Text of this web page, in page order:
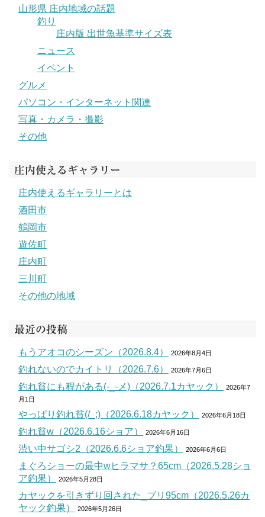
山形県 庄内地域の話題
釣り
庄内版 出世魚基準サイズ表
ニュース
イベント
グルメ
パソコン・インターネット関連
写真・カメラ・撮影
その他
庄内使えるギャラリー
庄内使えるギャラリーとは
酒田市
鶴岡市
遊佐町
庄内町
三川町
その他の地域
最近の投稿
もうアオコのシーズン（2026.8.4） 2026年8月4日
釣れないのでカイトリ（2026.7.6） 2026年7月6日
釣れ貧にも程がある(-_-メ)（2026.7.1カヤック）
2026年7
月1日
やっぱり釣れ貧(/_;)（2026.6.18カヤック） 2026年6月18日
釣れ貧w（2026.6.16ショア） 2026年6月16日
渋い中サゴシ2（2026.6.6ショア釣果） 2026年6月6日
まぐろショーの最中wヒラマサ？65cm（2026.5.28ショ
ア釣果）
2026年5月28日
カヤックを引きずり回された_ブリ95cm（2026.5.26カ
ヤック釣果）
2026年5月26日